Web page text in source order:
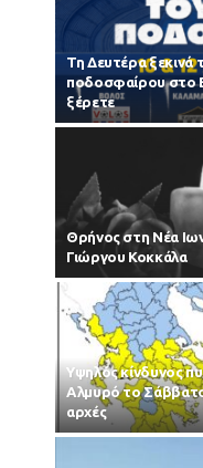
Τη Δευτέρα
ποδοσφαίρου στο
ξέρετε
Θρήνος στη Νέα
Γιώργου Κοκκάλα
Υψηλός κίνδυνος
Αλμυρό το
αρχές